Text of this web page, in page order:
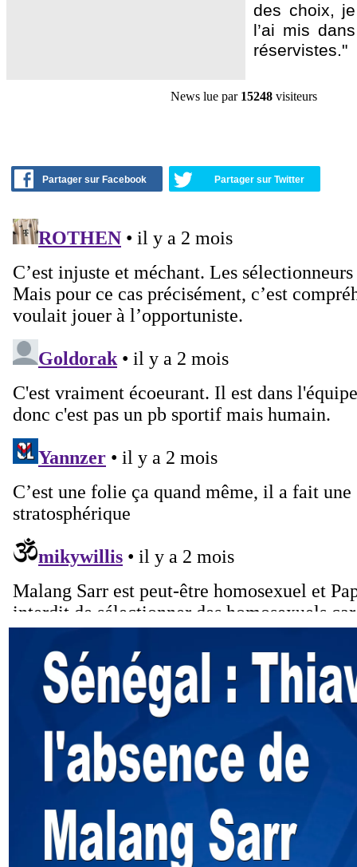
des choix,
l’ai mis
réservistes."
News lue par 15248 visiteurs
Partager sur Facebook Partager sur Twitter